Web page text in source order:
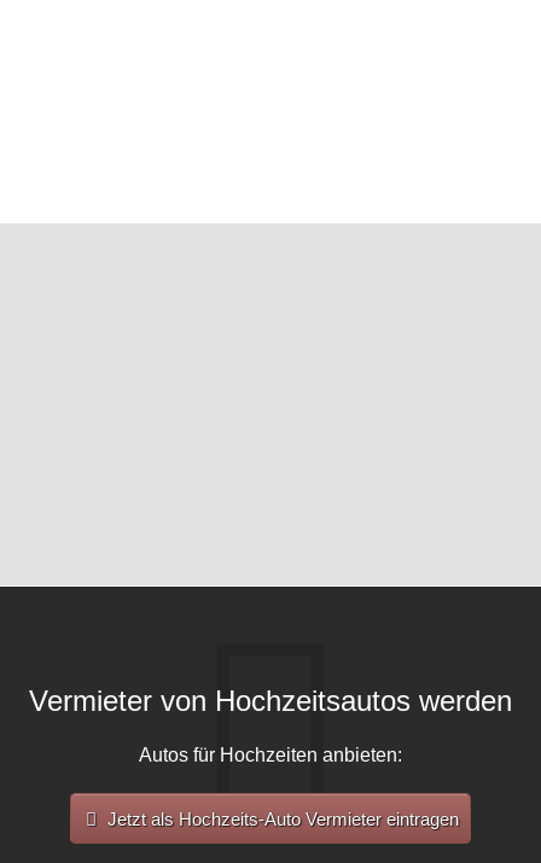
Vermieter von Hochzeitsautos werden
Autos für Hochzeiten anbieten:
Jetzt als Hochzeits-Auto Vermieter eintragen